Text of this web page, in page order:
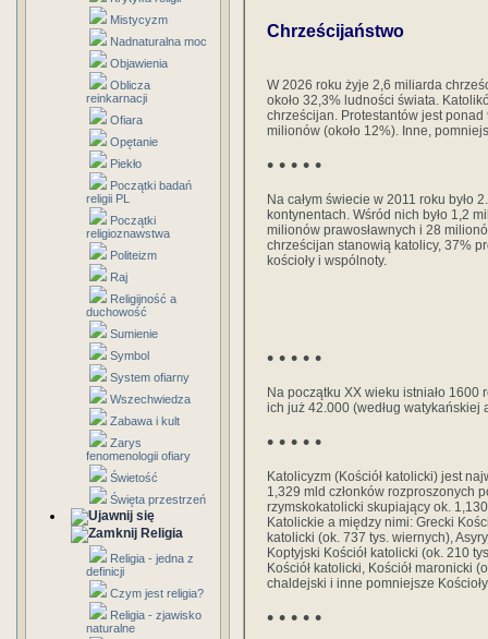
Mistycyzm
Nadnaturalna moc
Objawienia
Oblicza
reinkarnacji
Ofiara
Opętanie
Piekło
Początki badań
religii PL
Początki
religioznawstwa
Politeizm
Raj
Religijność a
duchowość
Sumienie
Symbol
System ofiarny
Wszechwiedza
Zabawa i kult
Zarys
fenomenologii ofiary
Świetość
Święta przestrzeń
Religia
Religia - jedna z
definicji
Czym jest religia?
Religia - zjawisko
naturalne
Chrześcijaństwo
W 2026 roku żyje 2,6 miliarda
około 32,3% ludności świata.
chrześcijan. Protestantów jest
milionów (około 12%). Inne,
• • • • •
Na całym świecie w 2011 roku było
kontynentach. Wśród nich było 1,2
milionów prawosławnych i 28
chrześcijan stanowią katolicy, 37%
kościoły i wspólnoty.
• • • • •
Na początku XX wieku istniało 1600
ich już 42.000 (według watykańskiej
• • • • •
Katolicyzm (Kościół katolicki) jest
1,329 mld członków rozproszonych
rzymskokatolicki skupiający ok.
Katolickie a między nimi: Grecki
katolicki (ok. 737 tys. wiernych),
Koptyjski Kościół katolicki (ok. 210
Kościół katolicki, Kościół maronicki
chaldejski i inne pomniejsze
• • • • •